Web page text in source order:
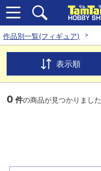
作品別一覧(フィギュア)
表示順
0 件の商品が見つかりました